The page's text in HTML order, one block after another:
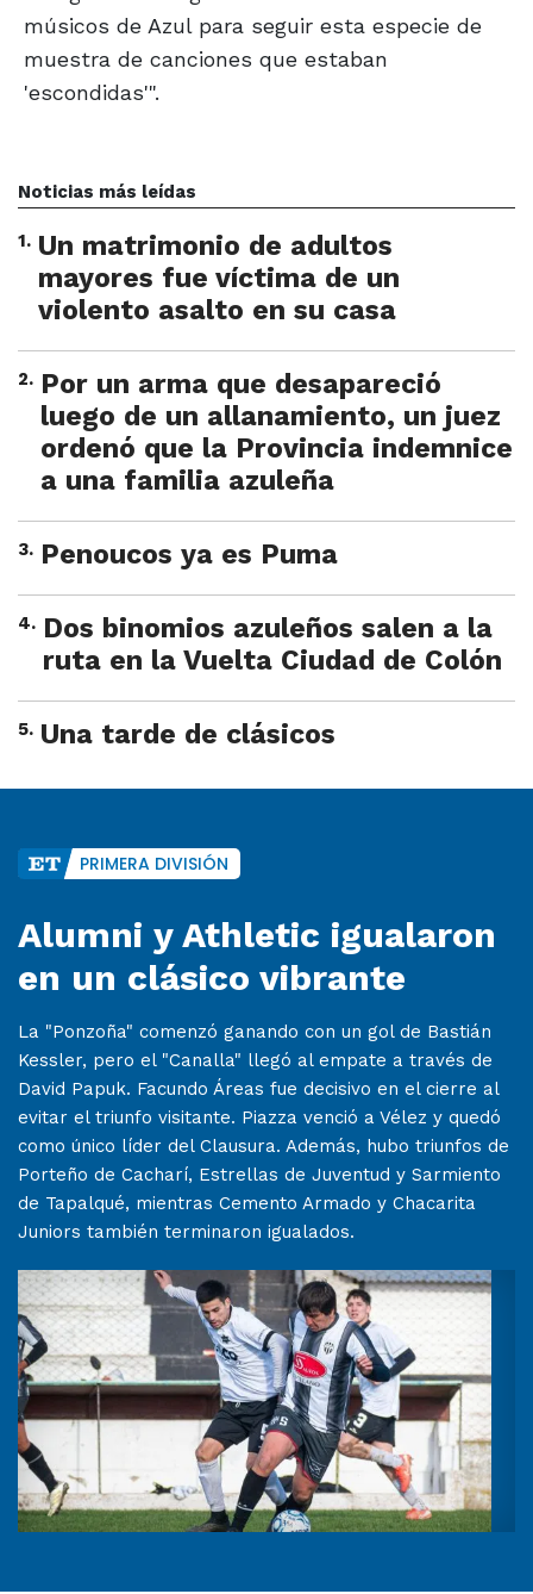
músicos de Azul para seguir esta especie de
muestra de canciones que estaban
'escondidas'".
Noticias más leídas
1. Un matrimonio de adultos
mayores fue víctima de un
violento asalto en su casa
2. Por un arma que desapareció
luego de un allanamiento, un juez
ordenó que la Provincia indemnice
a una familia azuleña
3. Penoucos ya es Puma
4. Dos binomios azuleños salen a la
ruta en la Vuelta Ciudad de Colón
5. Una tarde de clásicos
PRIMERA DIVISIÓN
Alumni y Athletic igualaron
en un clásico vibrante
La "Ponzoña" comenzó ganando con un gol de Bastián
Kessler, pero el "Canalla" llegó al empate a través de
David Papuk. Facundo Áreas fue decisivo en el cierre al
evitar el triunfo visitante. Piazza venció a Vélez y quedó
como único líder del Clausura. Además, hubo triunfos de
Porteño de Cacharí, Estrellas de Juventud y Sarmiento
de Tapalqué, mientras Cemento Armado y Chacarita
Juniors también terminaron igualados.